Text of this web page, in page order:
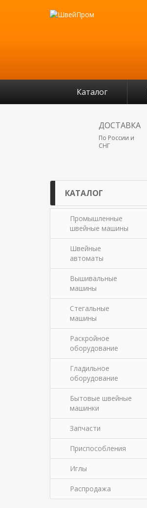
Каталог
ДОСТАВКА
По России и
СНГ
КАТАЛОГ
Промышленные
швейные машины
Швейные
автоматы
Вышивальные
машины
Стегальные
машины
Раскройное
оборудование
Гладильное
оборудование
Бытовые швейные
машинки
Запчасти
Приспособления
Иглы
Распродажа